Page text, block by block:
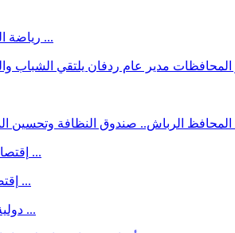
رياضة الصحة يتغلب على الطليعة في افتتاح تنشيطية تعز للكرة الطائرة ...
المحافظات
3.5 بالمائة ارتفاعاً بمؤشر أسعار المنتجين في الصين ...
كوريا تسجل أعلى فائض سياحي منذ جائحة كورونا ...
هزة أرضية بقوة 4.5 درجة تضرب غازي عنتاب التركية ...